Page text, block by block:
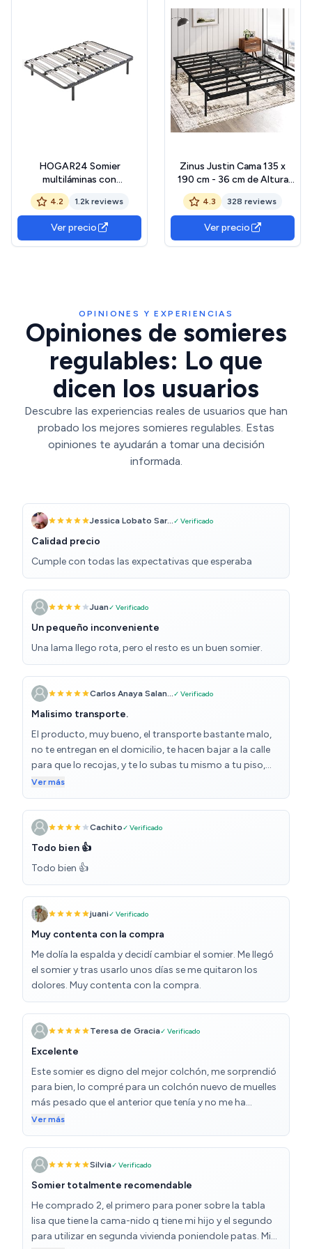
HOGAR24 Somier
multiláminas con
reguladores lumbares-
90x190cm-PATAS 26CM
(4 Patas Incluidas)
4.2 1.2k reviews
Ver precio
Zinus Justin Cama 135 x
190 cm - 36 cm de Altura
con Almacenamiento
Debajo de la Cama - Cama
de Plataforma de Metal –
Negro
4.3 328 reviews
Ver precio
OPINIONES Y EXPERIENCIAS
Opiniones de somieres
regulables: Lo que
dicen los usuarios
Descubre las experiencias reales de usuarios que han
probado los mejores somieres regulables. Estas
opiniones te ayudarán a tomar una decisión
informada.
Jessica Lobato Sar...✓ Verificado
Calidad precio
Cumple con todas las expectativas que esperaba
Juan✓ Verificado
Un pequeño inconveniente
Una lama llego rota, pero el resto es un buen somier.
Carlos Anaya Salan...✓ Verificado
Malisimo transporte.
El producto, muy bueno, el transporte bastante malo,
no te entregan en el domicilio, te hacen bajar a la calle
para que lo recojas, y te lo subas tu mismo a tu piso,
una cama helectrica que pesa una barbaridad, y dificil
de manejar para quien es una persona mayor, que no
esta acostumbrada a ello.
Ver más
Cachito✓ Verificado
Todo bien 👍
Todo bien 👍
juani✓ Verificado
Muy contenta con la compra
Me dolía la espalda y decidí cambiar el somier. Me llegó
el somier y tras usarlo unos días se me quitaron los
dolores. Muy contenta con la compra.
Teresa de Gracia✓ Verificado
Excelente
Este somier es digno del mejor colchón, me sorprendió
para bien, lo compré para un colchón nuevo de muelles
más pesado que el anterior que tenía y no me ha
defraudado, las patas se enroscan, va reforzado en la
parte central y me ha encantado. Escribo la reseña
después de tenerlo unas semanas y todo perfecto.
Ver más
Silvia✓ Verificado
Somier totalmente recomendable
He comprado 2, el primero para poner sobre la tabla
lisa que tiene la cama-nido q tiene mi hijo y el segundo
para utilizar en segunda vivienda poniendole patas. Mi